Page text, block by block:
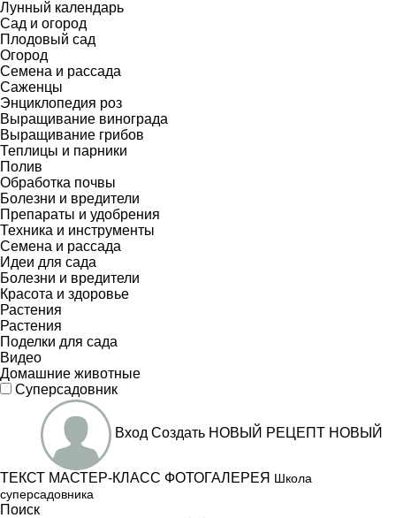
Лунный календарь
Сад и огород
Плодовый сад
Огород
Семена и рассада
Саженцы
Энциклопедия роз
Выращивание винограда
Выращивание грибов
Теплицы и парники
Полив
Обработка почвы
Болезни и вредители
Препараты и удобрения
Техника и инструменты
Семена и рассада
Идеи для сада
Болезни и вредители
Красота и здоровье
Растения
Растения
Поделки для сада
Видео
Домашние животные
Суперсадовник
Вход Создать НОВЫЙ РЕЦЕПТ НОВЫЙ
ТЕКСТ МАСТЕР-КЛАСС ФОТОГАЛЕРЕЯ Школа
суперсадовника
Поиск